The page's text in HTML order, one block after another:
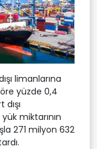
limanlarına
yüzde 0,4
miktarının
271 milyon 632